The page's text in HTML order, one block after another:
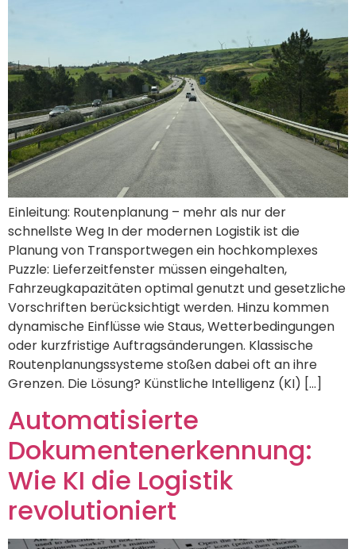
Einleitung: Routenplanung – mehr als nur der
schnellste Weg In der modernen Logistik ist die
Planung von Transportwegen ein hochkomplexes
Puzzle: Lieferzeitfenster müssen eingehalten,
Fahrzeugkapazitäten optimal genutzt und gesetzliche
Vorschriften berücksichtigt werden. Hinzu kommen
dynamische Einflüsse wie Staus, Wetterbedingungen
oder kurzfristige Auftragsänderungen. Klassische
Routenplanungssysteme stoßen dabei oft an ihre
Grenzen. Die Lösung? Künstliche Intelligenz (KI) […]
Automatisierte
Dokumentenerkennung:
Wie KI die Logistik
revolutioniert